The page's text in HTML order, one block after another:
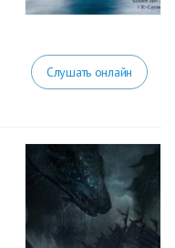
Слушать онлайн